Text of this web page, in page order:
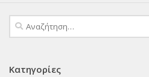
Αναζήτηση
για:
Κατηγορίες